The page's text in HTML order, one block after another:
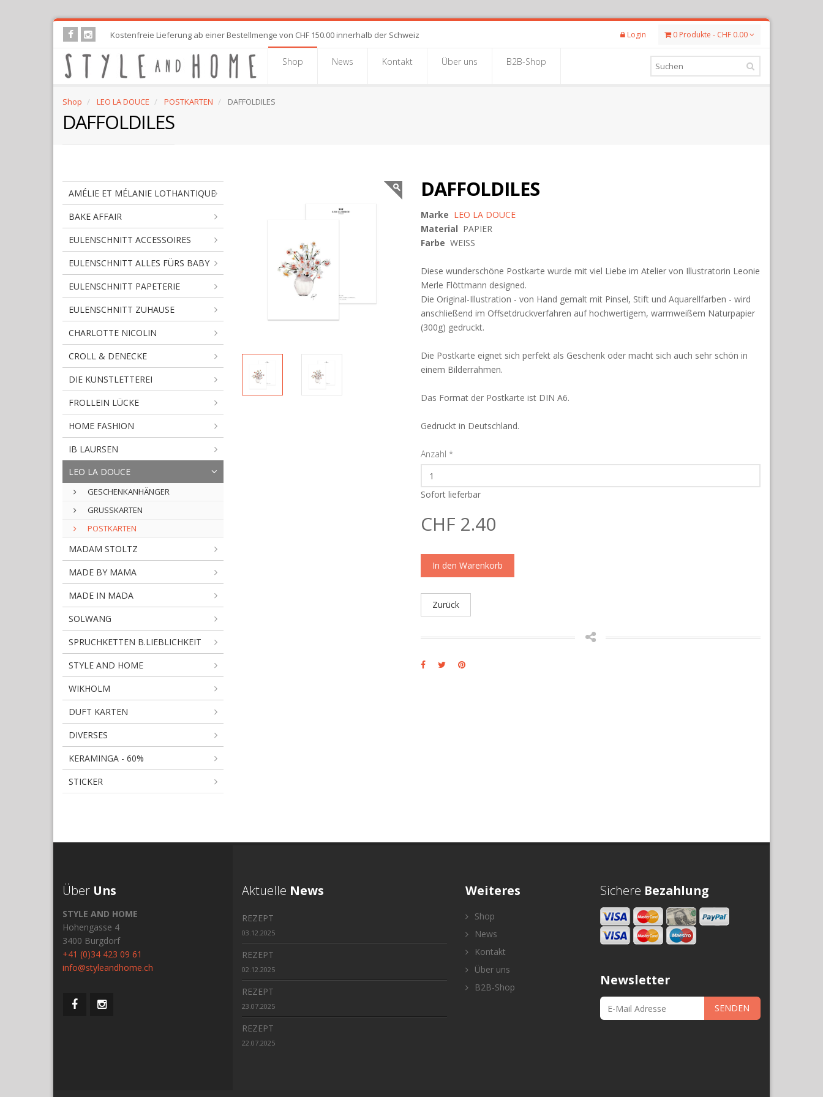
Skip
main
content
Kostenfreie Lieferung ab einer Bestellmenge von CHF 150.00 innerhalb der Schweiz Login 0 Produkte - CHF 0.00
Shop News Kontakt Über uns B2B-Shop
Shop LEO LA DOUCE POSTKARTEN DAFFOLDILES
DAFFOLDILES
AMÉLIE ET MÉLANIE LOTHANTIQUE
BAKE AFFAIR
EULENSCHNITT ACCESSOIRES
EULENSCHNITT ALLES FÜRS BABY
EULENSCHNITT PAPETERIE
EULENSCHNITT ZUHAUSE
CHARLOTTE NICOLIN
CROLL & DENECKE
DIE KUNSTLETTEREI
FROLLEIN LÜCKE
HOME FASHION
IB LAURSEN
LEO LA DOUCE
GESCHENKANHÄNGER
GRUSSKARTEN
POSTKARTEN
MADAM STOLTZ
MADE BY MAMA
MADE IN MADA
SOLWANG
SPRUCHKETTEN B.LIEBLICHKEIT
STYLE AND HOME
WIKHOLM
DUFT KARTEN
DIVERSES
KERAMINGA - 60%
STICKER
DAFFOLDILES
Marke LEO LA DOUCE
Material PAPIER
Farbe WEISS
Diese wunderschöne Postkarte wurde mit viel Liebe im Atelier von Illustratorin Leonie
Merle Flöttmann designed.
Die Original-Illustration - von Hand gemalt mit Pinsel, Stift und Aquarellfarben - wird
anschließend im Offsetdruckverfahren auf hochwertigem, warmweißem Naturpapier
(300g) gedruckt.
Die Postkarte eignet sich perfekt als Geschenk oder macht sich auch sehr schön in
einem Bilderrahmen.
Das Format der Postkarte ist DIN A6.
Gedruckt in Deutschland.
Anzahl *
Sofort lieferbar
CHF 2.40
In den Warenkorb
Zurück
Über Uns
STYLE AND HOME
Hohengasse 4
3400 Burgdorf
+41 (0)34 423 09 61
info@styleandhome.ch
Aktuelle News
REZEPT
03.12.2025
REZEPT
02.12.2025
REZEPT
23.07.2025
REZEPT
22.07.2025
Weiteres
Shop
News
Kontakt
Über uns
B2B-Shop
Sichere Bezahlung
Newsletter
SENDEN